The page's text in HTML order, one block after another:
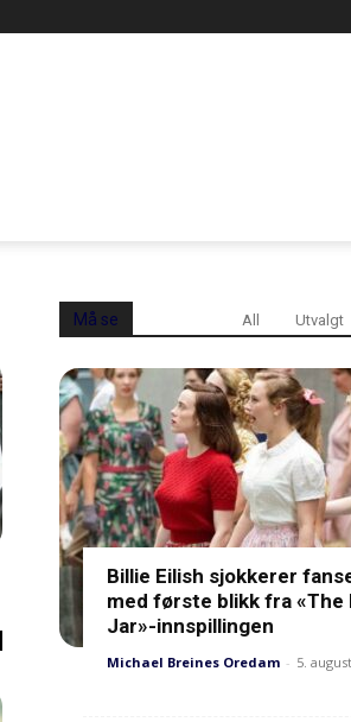
Må se All Utvalgt
Billie Eilish sjokkerer
med første blikk fra «The
Jar»-innspillingen
Michael Breines Oredam - 5.